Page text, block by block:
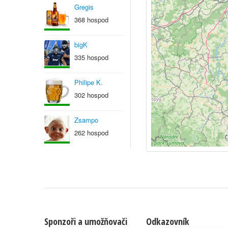
Gregis
368 hospod
bigK
335 hospod
Philipe K.
302 hospod
Zsampo
262 hospod
Sponzoři a umožňovači Odkazovník